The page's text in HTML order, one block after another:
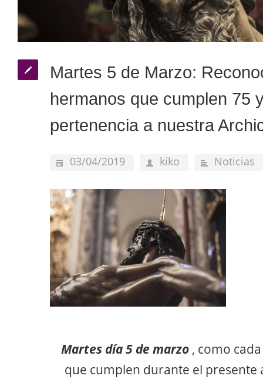
Martes 5 de Marzo:
hermanos que cumplen 75
pertenencia a nuestra
03/04/2019 kiko Noticias
Martes día 5 de marzo, como
que cumplen durante el presente